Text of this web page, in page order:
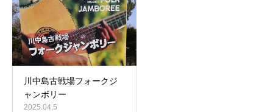
川中島古戦場フォークジ
ャンボリー
2025.04.5